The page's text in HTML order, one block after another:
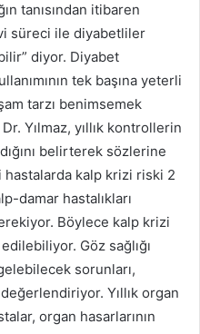
tanısından itibaren
süreci ile diyabetliler
diyor. Diyabet
tek başına yeterli
tarzı benimsemek
Yılmaz, yıllık kontrollerin
belirterek sözlerine
kalp krizi riski 2
damar hastalıkları
Böylece kalp krizi
Göz sağlığı
sorunları,
Yıllık organ
organ hasarlarının